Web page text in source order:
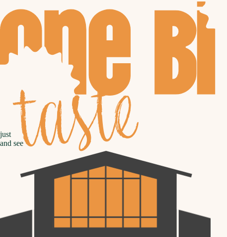
justtaste
and see